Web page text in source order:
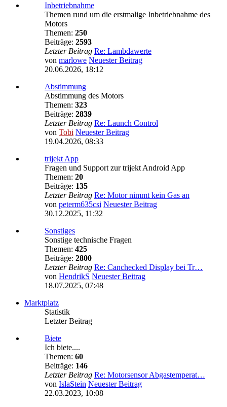
Inbetriebnahme
Themen rund um die erstmalige Inbetriebnahme des
Motors
Themen: 250
Beiträge: 2593
Letzter Beitrag Re: Lambdawerte
von marlowe Neuester Beitrag
20.06.2026, 18:12
Abstimmung
Abstimmung des Motors
Themen: 323
Beiträge: 2839
Letzter Beitrag Re: Launch Control
von Tobi Neuester Beitrag
19.04.2026, 08:33
trijekt App
Fragen und Support zur trijekt Android App
Themen: 20
Beiträge: 135
Letzter Beitrag Re: Motor nimmt kein Gas an
von peterm635csi Neuester Beitrag
30.12.2025, 11:32
Sonstiges
Sonstige technische Fragen
Themen: 425
Beiträge: 2800
Letzter Beitrag Re: Canchecked Display bei Tr…
von HendrikS Neuester Beitrag
18.07.2025, 07:48
Marktplatz
Statistik
Letzter Beitrag
Biete
Ich biete....
Themen: 60
Beiträge: 146
Letzter Beitrag Re: Motorsensor Abgastemperat…
von IslaStein Neuester Beitrag
22.03.2023, 10:08